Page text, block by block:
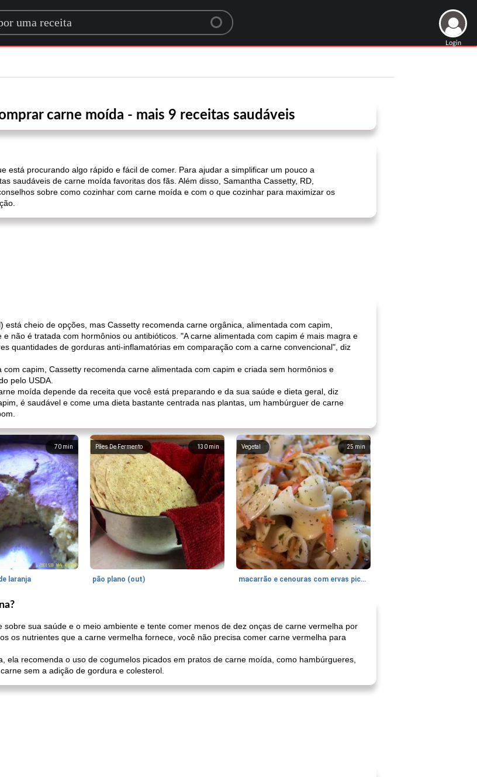
recipe
Login
carne moída - mais 9 receitas saudáveis
está procurando algo rápido e fácil de comer. Para ajudar a simplificar um pouco a
saudáveis ​​de carne moída favoritas dos fãs. Além disso, Samantha Cassetty, RD,
sobre como cozinhar com carne moída e com o que cozinhar para maximizar os
cheio de opções, mas Cassetty recomenda carne orgânica, alimentada com capim,
não é tratada com hormônios ou antibióticos. "A carne alimentada com capim é mais magra e
quantidades de gorduras anti-inflamatórias em comparação com a carne convencional", diz
capim, Cassetty recomenda carne alimentada com capim e criada sem hormônios e
pelo USDA.
moída depende da receita que você está preparando e da sua saúde e dieta geral, diz
é saudável e come uma dieta bastante centrada nas plantas, um hambúrguer de carne
70 min
laranja
130 min
Pães De Fermento
pão plano (out)
25 min
Vegetal
macarrão e cenouras com ervas picadas
sua saúde e o meio ambiente e tente comer menos de dez onças de carne vermelha por
os nutrientes que a carne vermelha fornece, você não precisa comer carne vermelha para
ela recomenda o uso de cogumelos picados em pratos de carne moída, como hambúrgueres,
sem a adição de gordura e colesterol.